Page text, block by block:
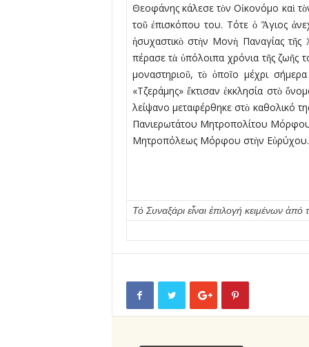
Θεοφάνης κάλεσε τὸν Οἰκονόμο καὶ
τοῦ ἐπισκόπου του. Τότε ὁ Ἅγιος
ἡσυχαστικὸ στὴν Μονὴ Παναγίας
πέρασε τὰ ὑπόλοιπα χρόνια τῆς ζωῆς
μοναστηριοῦ, τὸ ὁποῖο μέχρι
«Τζεράμης» ἔκτισαν ἐκκλησία στὸ
λείψανο μεταφέρθηκε στὸ καθολικό
Πανιερωτάτου Μητροπολίτου Μόρφου
Μητροπόλεως Μόρφου στὴν Εὐρύχου.
Τό Συναξάρι εἶναι ἐπιλογή κειμένων